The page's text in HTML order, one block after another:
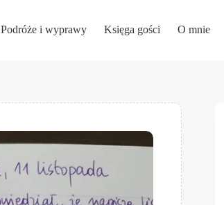
Podróże i wyprawy Księga gości O mnie